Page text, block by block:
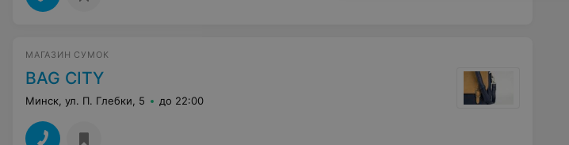
МАГАЗИН СУМОК
BAG CITY
Минск, ул. П. Глебки, 5 до 22:00